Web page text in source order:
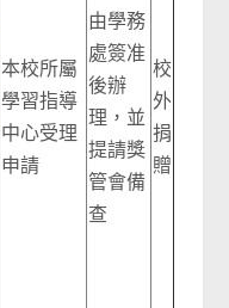
本校所屬
學習指導
中心受理
申請
由學務
處簽准
後辦
理，並
提請獎
管會備
查
校
外
捐
贈